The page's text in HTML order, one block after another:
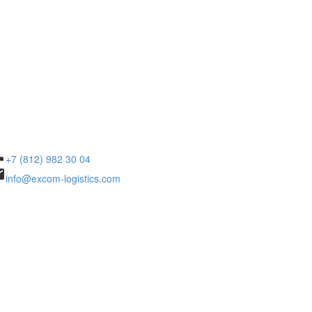
+7 (812) 982 30 04
info@excom-logistics.com